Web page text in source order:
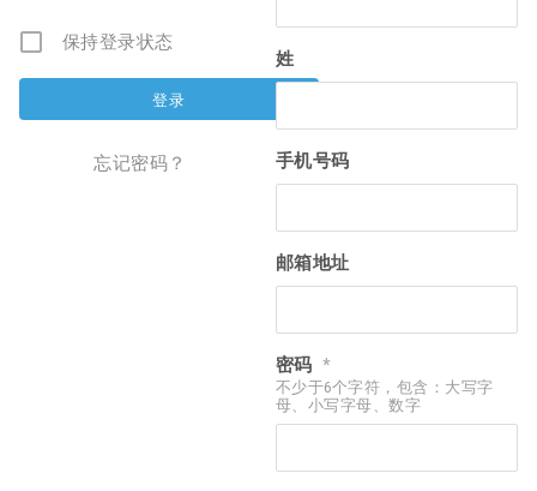
保持登录状态
忘记密码？
姓
手机号码
邮箱地址
密码 *
不少于6个字符，包含：大写字
母、小写字母、数字